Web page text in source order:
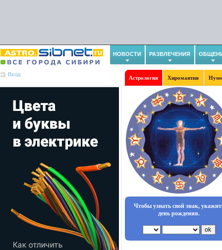
НОВОСТИ РАЗВЛЕЧЕНИЯ
Вход
Астрология Хиромантия
Чтобы узнать свой знак,
день рождения.